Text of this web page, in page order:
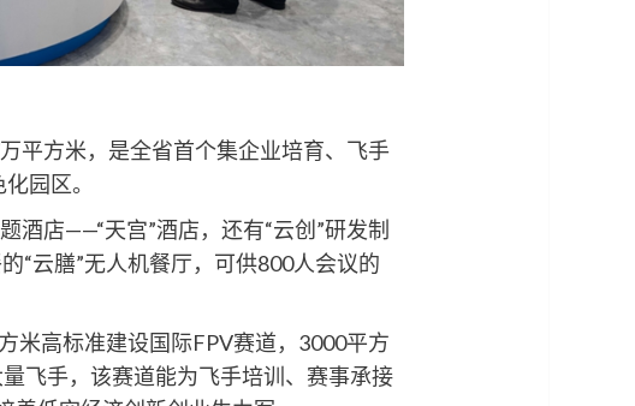
平方米，是全省首个集企业培育、飞手
园区。
店——“天宫”酒店，还有“云创”研发制
“云膳”无人机餐厅，可供800人会议的
高标准建设国际FPV赛道，3000平方
飞手，该赛道能为飞手培训、赛事承接